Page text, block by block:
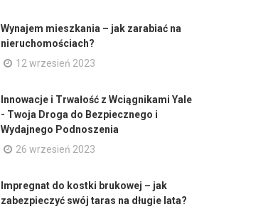
Wynajem mieszkania – jak zarabiać na
nieruchomościach?
12 wrzesień 2023
Innowacje i Trwałość z Wciągnikami Yale
- Twoja Droga do Bezpiecznego i
Wydajnego Podnoszenia
26 wrzesień 2023
Impregnat do kostki brukowej – jak
zabezpieczyć swój taras na długie lata?